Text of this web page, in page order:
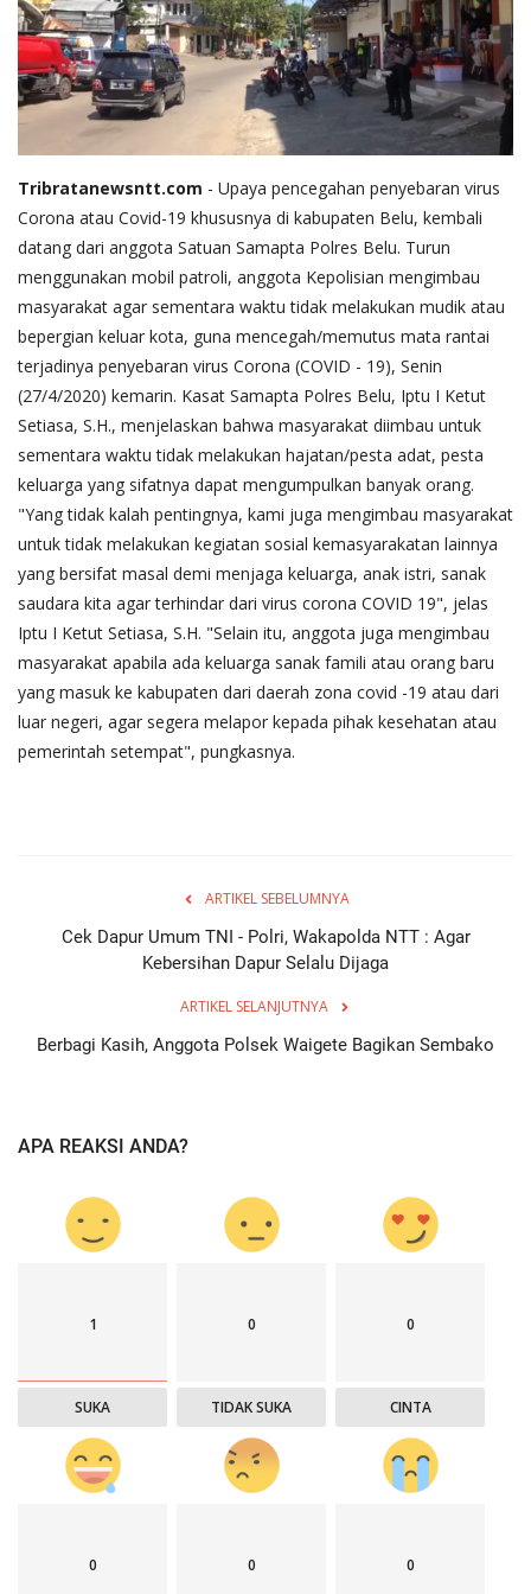
Tribratanewsntt.com - Upaya pencegahan penyebaran virus
Corona atau Covid-19 khususnya di kabupaten Belu, kembali
datang dari anggota Satuan Samapta Polres Belu. Turun
menggunakan mobil patroli, anggota Kepolisian mengimbau
masyarakat agar sementara waktu tidak melakukan mudik atau
bepergian keluar kota, guna mencegah/memutus mata rantai
terjadinya penyebaran virus Corona (COVID - 19), Senin
(27/4/2020) kemarin. Kasat Samapta Polres Belu, Iptu I Ketut
Setiasa, S.H., menjelaskan bahwa masyarakat diimbau untuk
sementara waktu tidak melakukan hajatan/pesta adat, pesta
keluarga yang sifatnya dapat mengumpulkan banyak orang.
"Yang tidak kalah pentingnya, kami juga mengimbau masyarakat
untuk tidak melakukan kegiatan sosial kemasyarakatan lainnya
yang bersifat masal demi menjaga keluarga, anak istri, sanak
saudara kita agar terhindar dari virus corona COVID 19", jelas
Iptu I Ketut Setiasa, S.H. "Selain itu, anggota juga mengimbau
masyarakat apabila ada keluarga sanak famili atau orang baru
yang masuk ke kabupaten dari daerah zona covid -19 atau dari
luar negeri, agar segera melapor kepada pihak kesehatan atau
pemerintah setempat", pungkasnya.
ARTIKEL SEBELUMNYA
Cek Dapur Umum TNI - Polri, Wakapolda NTT : Agar
Kebersihan Dapur Selalu Dijaga
ARTIKEL SELANJUTNYA
Berbagi Kasih, Anggota Polsek Waigete Bagikan Sembako
APA REAKSI ANDA?
1
SUKA
0
TIDAK SUKA
0
CINTA
0 0 0